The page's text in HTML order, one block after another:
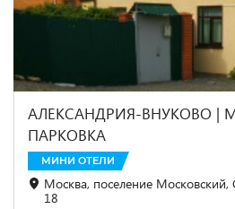
АЛЕКСАНДРИЯ-ВНУКОВО |
ПАРКОВКА
МИНИ ОТЕЛИ
Москва, поселение Московский,
18